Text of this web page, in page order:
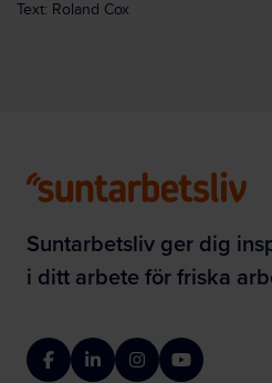
Text: Roland Cox
Suntarbetsliv ger dig
i ditt arbete för friska
FacebookLinkedInInstagramYouTube